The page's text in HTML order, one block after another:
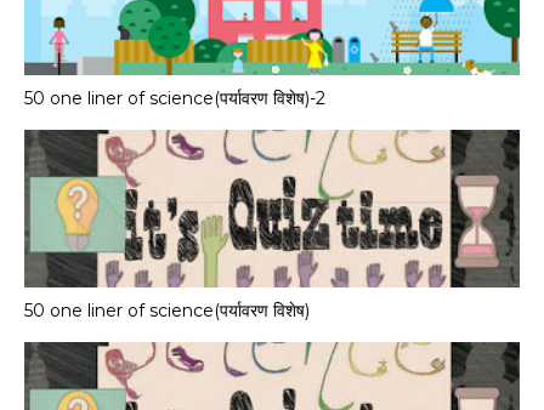
50 one liner of science(पर्यावरण विशेष)-2
50 one liner of science(पर्यावरण विशेष)